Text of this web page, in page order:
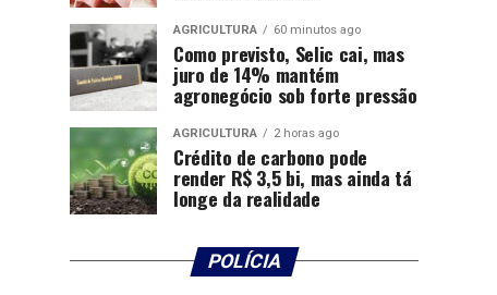
AGRICULTURA 60 minutos ago
Como previsto, Selic cai, mas
juro de 14% mantém
agronegócio sob forte pressão
AGRICULTURA 2 horas ago
Crédito de carbono pode
render R$ 3,5 bi, mas ainda tá
longe da realidade
POLÍCIA